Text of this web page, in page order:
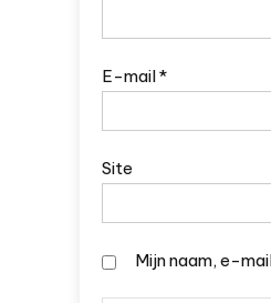
E-mail*
Site
Mijn naam, e-